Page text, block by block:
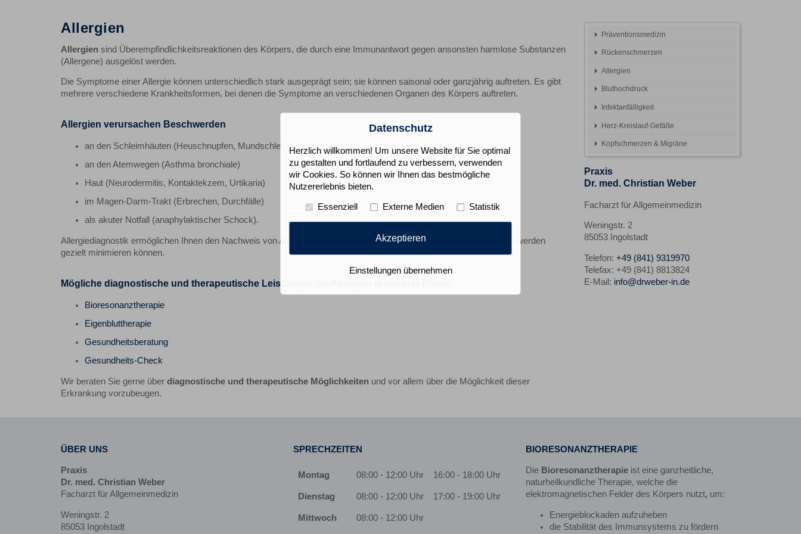
Allergien
Allergien sind Überempfindlichkeitsreaktionen des Körpers, die durch eine Immunantwort gegen ansonsten harmlose Substanzen
(Allergene) ausgelöst werden.
Die Symptome einer Allergie können unterschiedlich stark ausgeprägt sein; sie können saisonal oder ganzjährig auftreten. Es gibt
mehrere verschiedene Krankheitsformen, bei denen die Symptome an verschiedenen Organen des Körpers auftreten.
Allergien verursachen Beschwerden
an den Schleimhäuten (Heuschnupfen, Mundschleimhautschwellungen, Bindehautentzündung)
an den Atemwegen (Asthma bronchiale)
Haut (Neurodermitis, Kontaktekzem, Urtikaria)
im Magen-Darm-Trakt (Erbrechen, Durchfälle)
als akuter Notfall (anaphylaktischer Schock).
Allergiediagnostik ermöglichen Ihnen den Nachweis von Allergien, sodass Sie Allergene gezielt vermeiden oder Beschwerden
gezielt minimieren können.
Mögliche diagnostische und therapeutische Leistungen bei Allergien in unserer Praxis:
Bioresonanztherapie
Eigenbluttherapie
Gesundheitsberatung
Gesundheits-Check
Wir beraten Sie gerne über diagnostische und therapeutische Möglichkeiten und vor allem über die Möglichkeit dieser
Erkrankung vorzubeugen.
Präventionsmedizin
Rückenschmerzen
Allergien
Bluthochdruck
Infektanfälligkeit
Herz-Kreislauf-Gefäße
Kopfschmerzen & Migräne
Praxis
Dr. med. Christian Weber
Facharzt für Allgemeinmedizin
Weningstr. 2
85053 Ingolstadt
Telefon: +49 (841) 9319970
Telefax: +49 (841) 8813824
E-Mail: info@drweber-in.de
ÜBER UNS
Praxis
Dr. med. Christian Weber
Facharzt für Allgemeinmedizin
Weningstr. 2
85053 Ingolstadt
SPRECHZEITEN
Montag 08:00 - 12:00 Uhr 16:00 - 18:00 Uhr
Dienstag 08:00 - 12:00 Uhr 17:00 - 19:00 Uhr
Mittwoch 08:00 - 12:00 Uhr
BIORESONANZTHERAPIE
Die Bioresonanztherapie ist eine ganzheitliche,
naturheilkundliche Therapie, welche die
elektromagnetischen Felder des Körpers nutzt, um:
Energieblockaden aufzuheben
die Stabilität des Immunsystems zu fördern
Datenschutz
Herzlich willkommen! Um unsere Website für Sie optimal
zu gestalten und fortlaufend zu verbessern, verwenden
wir Cookies. So können wir Ihnen das bestmögliche
Nutzererlebnis bieten.
Essenziell Externe Medien Statistik
Akzeptieren
Einstellungen übernehmen